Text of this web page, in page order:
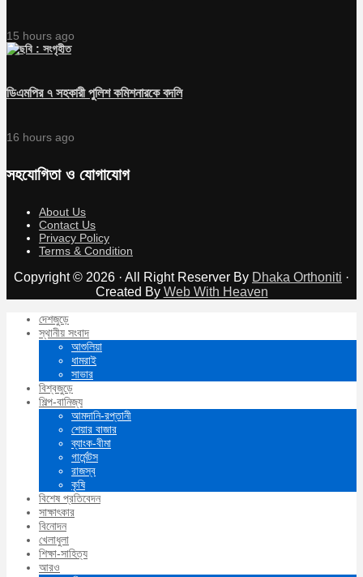
15 hours ago
ডিএমপির ৭ সহকারী পুলিশ কমিশনারকে বদলি
16 hours ago
সহযোগিতা ও যোগাযোগ
About Us
Contact Us
Privacy Policy
Terms & Condition
Copyright © 2026 · All Right Reserver By Dhaka Orthoniti ·
Created By Web With Heaven
দেশজুড়ে
স্থানীয় সংবাদ
আশুলিয়া
ধামরাই
সাভার
বিশ্বজুড়ে
শিল্প-বানিজ্য
আমদানি-রপ্তানী
শেয়ার বাজার
ব্যাংক-বীমা
গার্মেন্টস
রাজস্ব
কৃষি
বিশেষ প্রতিবেদন
সাক্ষাৎকার
বিনোদন
খেলাধুলা
শিক্ষা-সাহিত্য
আরও